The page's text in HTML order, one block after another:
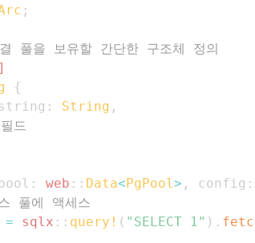
;
풀을 보유할 간단한 구조체 정의
{
: String ,
드
: web :: Data<PgPool > , config :
풀에 액세스
= sqlx :: query! ( "SELECT 1" ) .